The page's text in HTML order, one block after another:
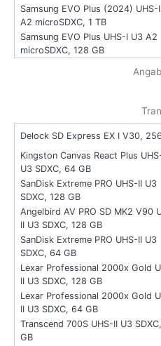
Samsung EVO Plus (2024) UHS-
A2 microSDXC, 1 TB
Samsung EVO Plus UHS-I U3 A2
microSDXC, 128 GB
Delock SD Express EX I V30,
Kingston Canvas React Plus
U3 SDXC, 64 GB
SanDisk Extreme PRO UHS-II U3
SDXC, 128 GB
Angelbird AV PRO SD MK2 V90
II U3 SDXC, 128 GB
SanDisk Extreme PRO UHS-II U3
SDXC, 64 GB
Lexar Professional 2000x Gold
II U3 SDXC, 128 GB
Lexar Professional 2000x Gold
II U3 SDXC, 64 GB
Transcend 700S UHS-II U3
GB